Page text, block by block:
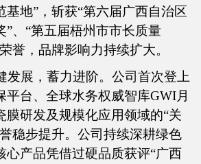
基地”，斩获“第六届广西自治区
”、“第五届梧州市市长质量
誉，品牌影响力持续扩大。
发展，蓄力进阶。公司首次登上
平台、全球水务权威智库GWI月
膜研发及规模化应用领域的“关
稳步提升。公司持续深耕绿色
心产品凭借过硬品质获评“广西